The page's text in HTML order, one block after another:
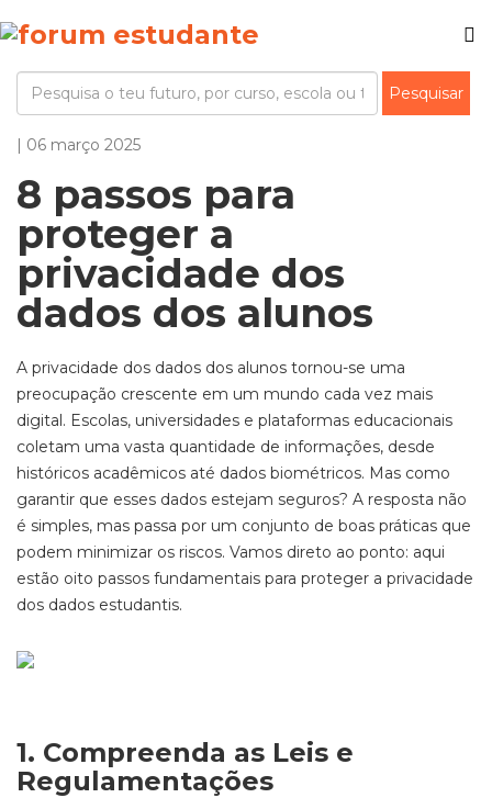
| 06 março 2025
8 passos para
proteger a
privacidade dos
dados dos alunos
A privacidade dos dados dos alunos tornou-se uma
preocupação crescente em um mundo cada vez mais
digital. Escolas, universidades e plataformas educacionais
coletam uma vasta quantidade de informações, desde
históricos acadêmicos até dados biométricos. Mas como
garantir que esses dados estejam seguros? A resposta não
é simples, mas passa por um conjunto de boas práticas que
podem minimizar os riscos. Vamos direto ao ponto: aqui
estão oito passos fundamentais para proteger a privacidade
dos dados estudantis.
1. Compreenda as Leis e
Regulamentações